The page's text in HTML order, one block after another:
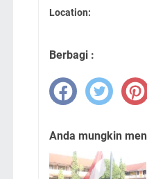
Location:
Berbagi :
Anda mungkin